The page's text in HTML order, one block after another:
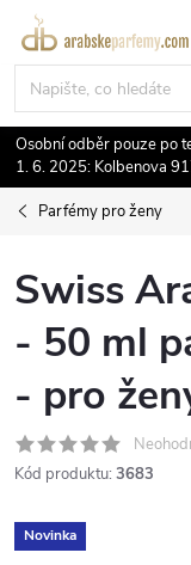
Přejít
obsah
Osobní odběr pouze po
1. 6. 2025: Kolbenova
Parfémy pro ženy
Swiss
- 50 ml
- pro
Kód produktu: 3683
Novinka